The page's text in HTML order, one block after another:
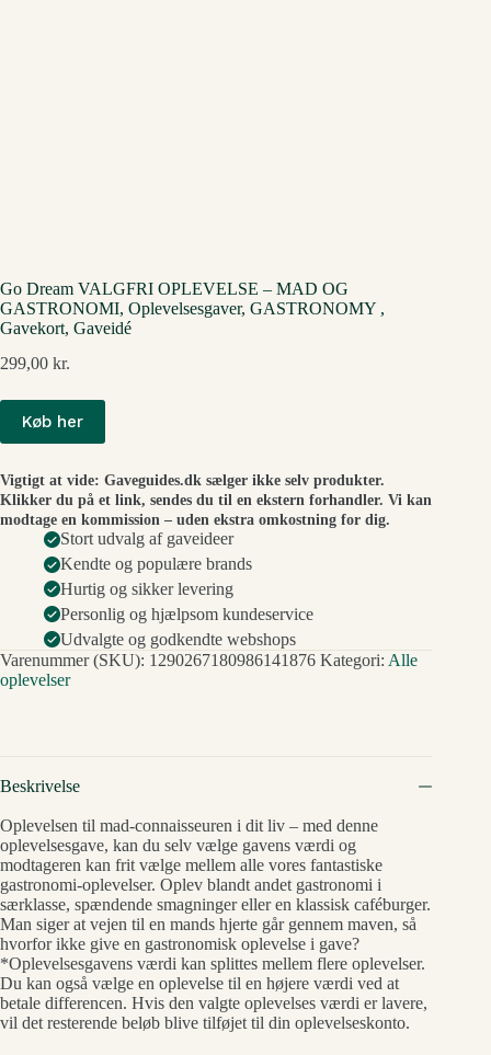
Go Dream VALGFRI OPLEVELSE – MAD OG
GASTRONOMI, Oplevelsesgaver, GASTRONOMY ,
Gavekort, Gaveidé
299,00 kr.
Køb her
Vigtigt at vide: Gaveguides.dk sælger ikke selv produkter.
Klikker du på et link, sendes du til en ekstern forhandler. Vi kan
modtage en kommission – uden ekstra omkostning for dig.
Stort udvalg af gaveideer
Kendte og populære brands
Hurtig og sikker levering
Personlig og hjælpsom kundeservice
Udvalgte og godkendte webshops
Varenummer (SKU): 1290267180986141876 Kategori: Alle
oplevelser
Beskrivelse
Oplevelsen til mad-connaisseuren i dit liv – med denne
oplevelsesgave, kan du selv vælge gavens værdi og
modtageren kan frit vælge mellem alle vores fantastiske
gastronomi-oplevelser. Oplev blandt andet gastronomi i
særklasse, spændende smagninger eller en klassisk caféburger.
Man siger at vejen til en mands hjerte går gennem maven, så
hvorfor ikke give en gastronomisk oplevelse i gave?
*Oplevelsesgavens værdi kan splittes mellem flere oplevelser.
Du kan også vælge en oplevelse til en højere værdi ved at
betale differencen. Hvis den valgte oplevelses værdi er lavere,
vil det resterende beløb blive tilføjet til din oplevelseskonto.